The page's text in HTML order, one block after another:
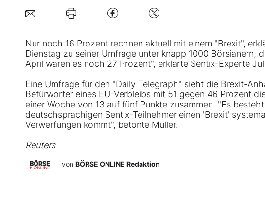
Nur noch 16 Prozent rechnen aktuell mit einem "Brexit",
Dienstag zu seiner Umfrage unter knapp 1000 Börsianern,
April waren es noch 27 Prozent", erklärte Sentix-Experte
Eine Umfrage für den "Daily Telegraph" sieht die Brexit-
Befürworter eines EU-Verbleibs mit 51 gegen 46 Prozent
einer Woche von 13 auf fünf Punkte zusammen. "Es
deutschsprachigen Sentix-Teilnehmer einen 'Brexit'
Verwerfungen kommt", betonte Müller.
Reuters
von BÖRSE ONLINE Redaktion